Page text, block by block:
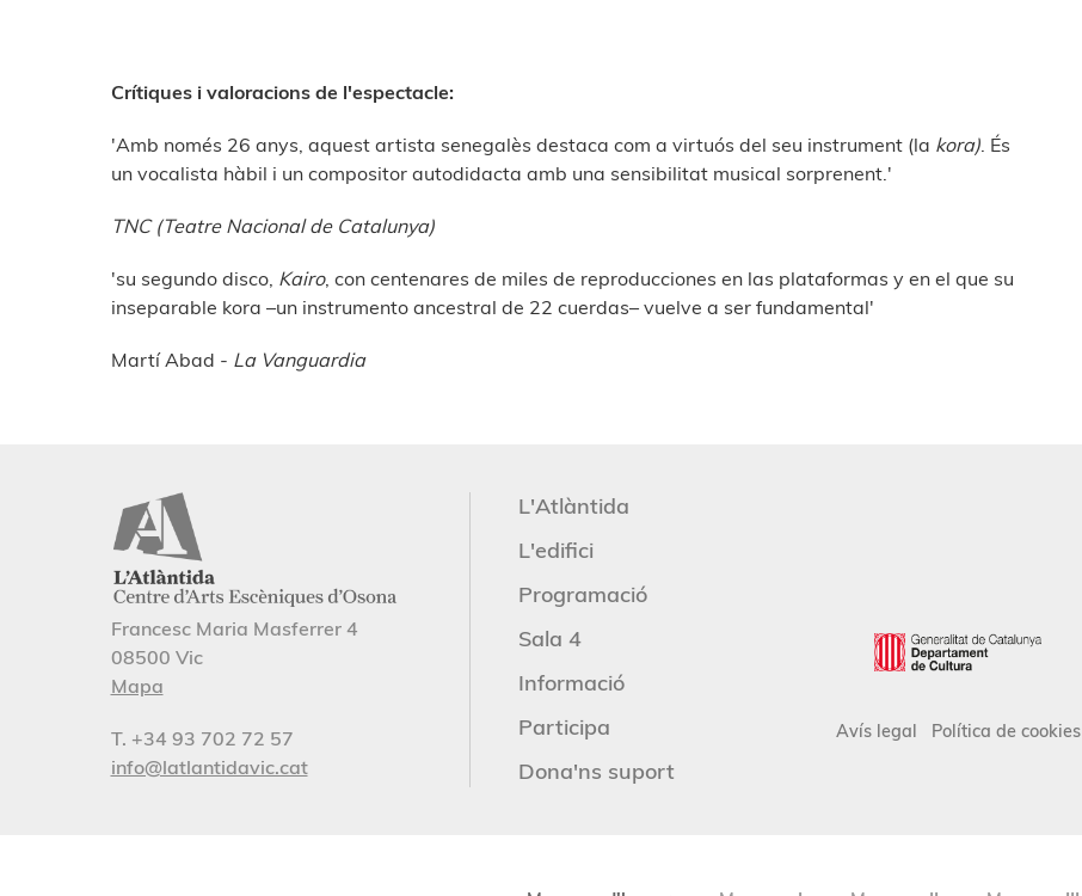
Crítiques i valoracions de l'espectacle:
'Amb només 26 anys, aquest artista senegalès destaca com a virtuós del seu instrument (la kora). És
un vocalista hàbil i un compositor autodidacta amb una sensibilitat musical sorprenent.'
TNC (Teatre Nacional de Catalunya)
'su segundo disco, Kairo, con centenares de miles de reproducciones en las plataformas y en el que su
inseparable kora –un instrumento ancestral de 22 cuerdas– vuelve a ser fundamental'
Martí Abad - La Vanguardia
Francesc Maria Masferrer 4
08500 Vic
Mapa
T. +34 93 702 72 57
info@latlantidavic.cat
L'Atlàntida
L'edifici
Programació
Sala 4
Informació
Participa
Dona'ns suport
Avís legal Política de cookies